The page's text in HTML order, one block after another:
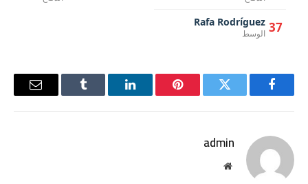
37
Rafa Rodríguez
الوسط
فيسبوك تويتر بينتيريستلينكدإن Tumblr
البريد
admin
موقع